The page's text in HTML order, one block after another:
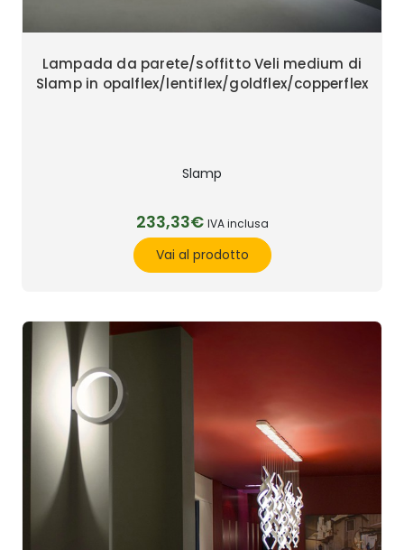
Lampada da parete/soffitto Veli medium di
Slamp in opalflex/lentiflex/goldflex/copperflex
Slamp
233,33€ IVA inclusa
Vai al prodotto